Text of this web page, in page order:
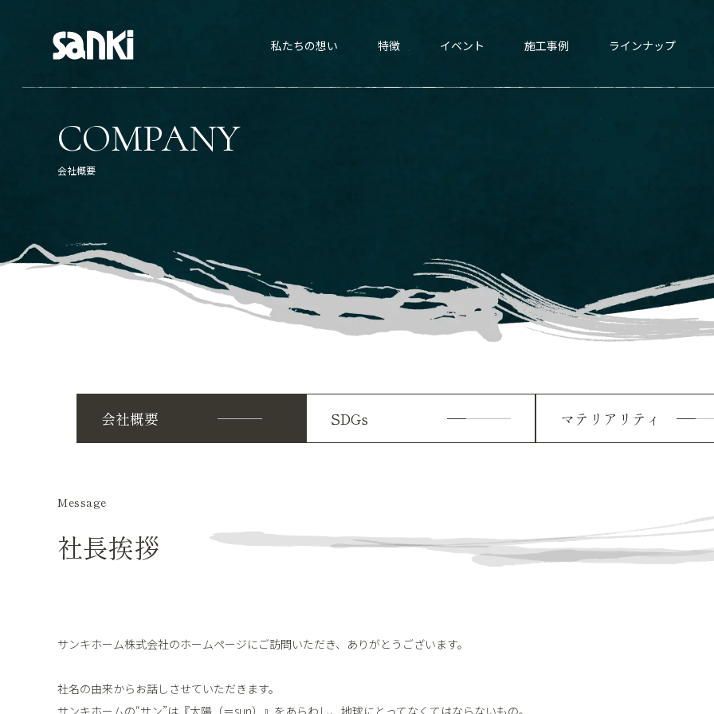
私たちの想い 特徴 イベント 施工事例 ラインナップ
COMPANY
会社概要
会社概要 SDGs マテリアリティ
Message
社長挨拶
サンキホーム株式会社のホームページにご訪問いただき、ありがとうございます。
社名の由来からお話しさせていただきます。
サンキホームの“サン”は『太陽（＝sun）』をあらわし、地球にとってなくてはならないもの。